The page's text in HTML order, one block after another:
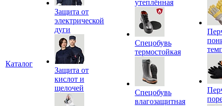
Каталог
Защита от
электрической
дуги
Защита от
кислот и
щелочей
утеплённая
Спецобувь
термостойкая
Спецобувь
влагозащитная